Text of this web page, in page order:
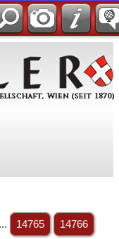
... 14765 14766